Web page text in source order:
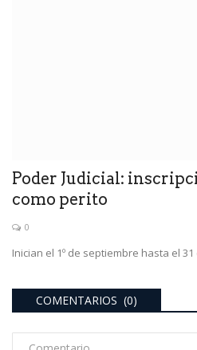
Poder Judicial:
como perito
0
Inician el 1º de septiembre hasta el
COMENTARIOS (0)